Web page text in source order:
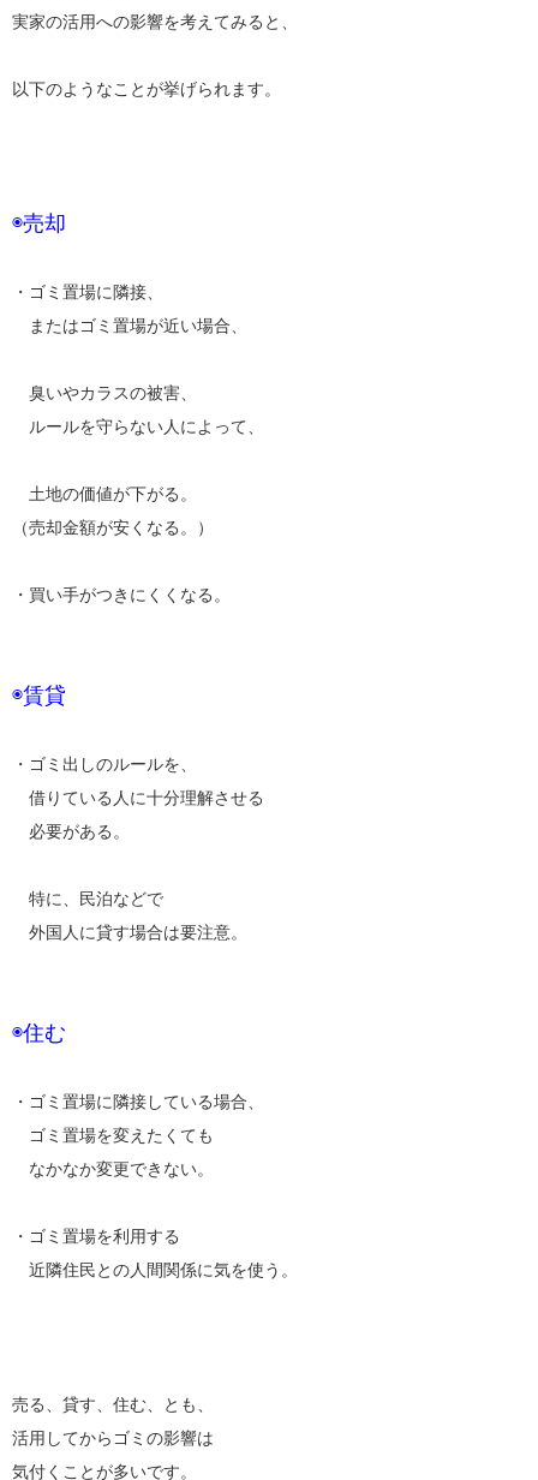
実家の活用への影響を考えてみると、
以下のようなことが挙げられます。
◉売却
・ゴミ置場に隣接、
またはゴミ置場が近い場合、
臭いやカラスの被害、
ルールを守らない人によって、
土地の価値が下がる。
（売却金額が安くなる。）
・買い手がつきにくくなる。
◉賃貸
・ゴミ出しのルールを、
借りている人に十分理解させる
必要がある。
特に、民泊などで
外国人に貸す場合は要注意。
◉住む
・ゴミ置場に隣接している場合、
ゴミ置場を変えたくても
なかなか変更できない。
・ゴミ置場を利用する
近隣住民との人間関係に気を使う。
売る、貸す、住む、とも、
活用してからゴミの影響は
気付くことが多いです。